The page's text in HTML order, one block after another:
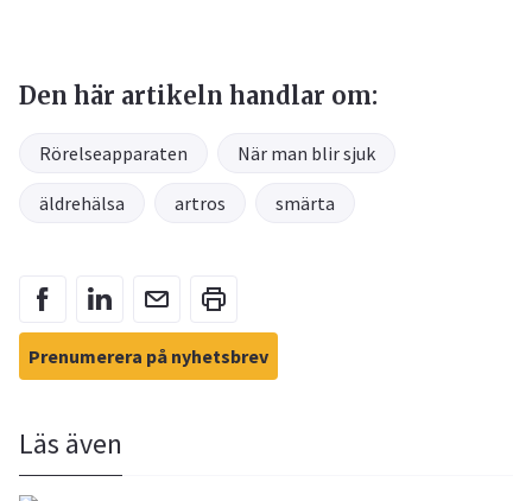
Den här artikeln handlar om:
Rörelseapparaten När man blir sjuk
äldrehälsa artros smärta
Prenumerera på nyhetsbrev
Läs även